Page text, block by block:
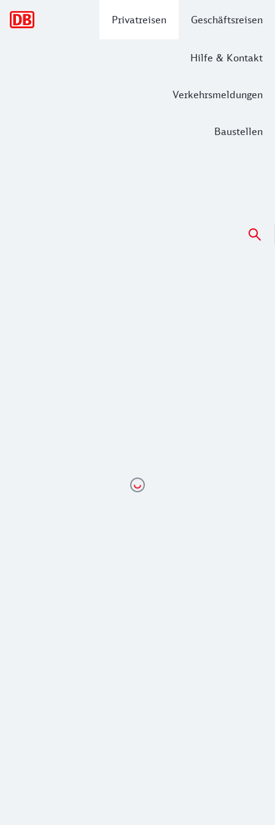
Privatreisen Geschäftsreisen
Hilfe & Kontakt
Verkehrsmeldungen
Baustellen